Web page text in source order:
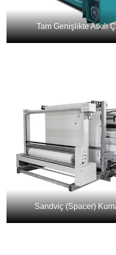
Tam Genişlikte Atkılı
Sandviç (Spacer)